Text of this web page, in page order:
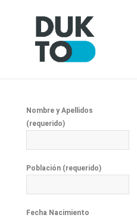
Nombre y Apellidos
(requerido)
Población (requerido)
Fecha Nacimiento